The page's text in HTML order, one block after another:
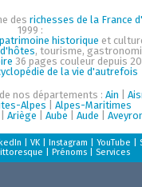
des richesses de la France
1999 :
historique et
, tourisme,
36 pages couleur depuis
de la vie d'autrefois
nos départements : Ain
Alpes
Alpes-Maritimes
Ariège Aube Aude
VK| Instagram YouTube
Prénoms| Services